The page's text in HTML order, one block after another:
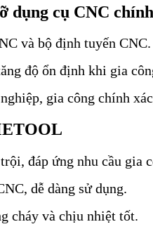
dụng cụ CNC
và bộ định tuyến CNC.
độ ổn định khi gia
gia công chính
đáp ứng nhu cầu gia
dễ dàng sử dụng.
cháy và chịu nhiệt tốt.